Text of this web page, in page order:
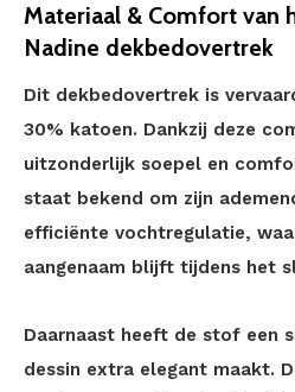
Materiaal & Comfort van
Nadine dekbedovertrek
Dit dekbedovertrek is
30% katoen. Dankzij deze
uitzonderlijk soepel en
staat bekend om zijn
efficiënte vochtregulatie,
aangenaam blijft tijdens het
Daarnaast heeft de stof een
dessin extra elegant maakt.